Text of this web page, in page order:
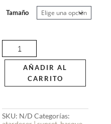
Tamaño
cantidad
AÑADIR AL
CARRITO
SKU: N/D Categorías: